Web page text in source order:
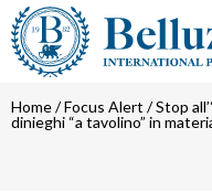
Home/Focus Alert /Stop
dinieghi “a tavolino” in